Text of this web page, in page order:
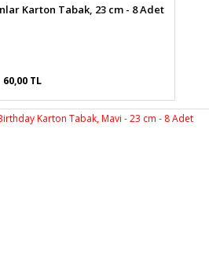
Karton Tabak, 23 cm - 8 Adet
60,00 TL